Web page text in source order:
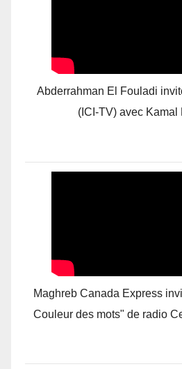
Abderrahman El Fouladi
(ICI-TV) avec Kamal
Maghreb Canada Express
Couleur des mots" de radio